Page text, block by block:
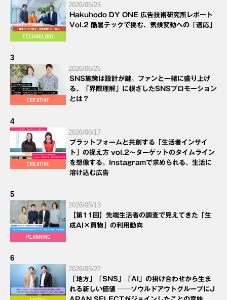
2026/05/25
Hakuhodo DY ONE 広告技術研究所レポート
Vol.2 酷暑テックで挑む、気候変動への「適応」
3
2026/06/26
SNS施策は設計が鍵。ファンと一緒に盛り上げ
る、「界隈理解」に根ざしたSNSプロモーション
とは？
4
2026/06/17
プラットフォームと共創する「生活者インサイ
ト」の捉え方 vol.2～ターゲットのタイムライン
を想像する。Instagramで求められる、生活に
溶け込む広告
5
2026/05/13
【第11回】先端生活者の調査で見えてきた「生
成AI×買物」の利用動向
6
2026/05/22
「地方」「SNS」「AI」の掛け合わせから生ま
れる新しい価値 ──ソウルドアウトグループにJ